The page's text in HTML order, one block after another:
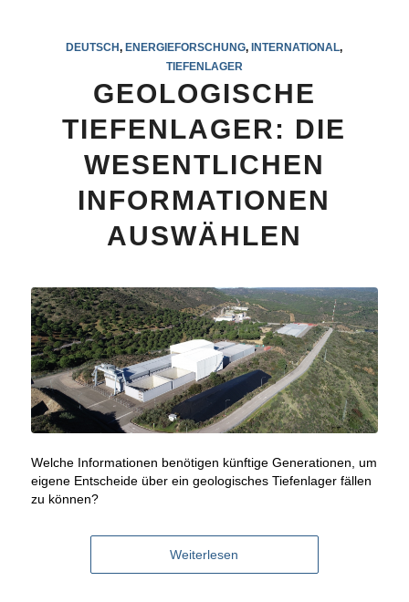
DEUTSCH, ENERGIEFORSCHUNG, INTERNATIONAL,
TIEFENLAGER
GEOLOGISCHE
TIEFENLAGER: DIE
WESENTLICHEN
INFORMATIONEN
AUSWÄHLEN
Welche Informationen benötigen künftige Generationen, um
eigene Entscheide über ein geologisches Tiefenlager fällen
zu können?
Weiterlesen